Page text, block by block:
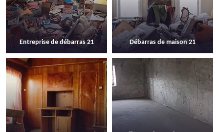
Entreprise de débarras 21 Débarras de maison 21